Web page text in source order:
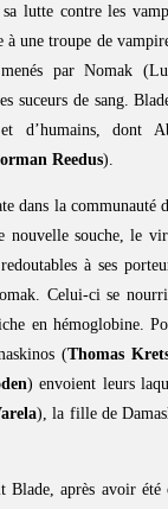
lutte contre les
à une troupe de
par Nomak
suceurs de sang.
d’humains, dont
Reedus).
dans la communauté
nouvelle souche, le
à ses
Celui-ci se
en hémoglobine.
(Thomas
) envoient leurs
), la fille de
après avoir été